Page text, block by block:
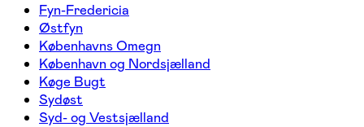
Fyn-Fredericia
Østfyn
Københavns Omegn
København og Nordsjælland
Køge Bugt
Sydøst
Syd- og Vestsjælland